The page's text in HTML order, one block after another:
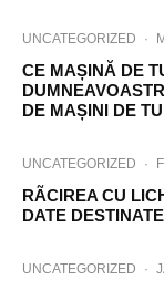
UNCATEGORIZED ·
CE MAȘINĂ DE
DE MAȘINI DE
UNCATEGORIZED ·
RÃCIREA CU
DATE
UNCATEGORIZED ·